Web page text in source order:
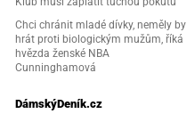
Chci chránit mladé dívky, neměly by
hrát proti biologickým mužům, říká
hvězda ženské NBA
Cunninghamová
DámskýDeník.cz